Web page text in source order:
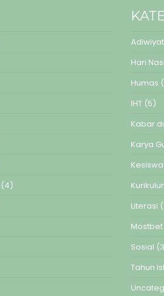
(4)
Hari
Humas
IHT(5)
Kabar
Karya
Literasi
Mostbet
Sosial
Tahun